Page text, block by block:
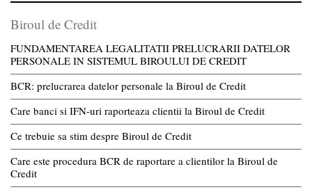
Biroul de Credit
FUNDAMENTAREA LEGALITATII PRELUCRARII DATELOR
PERSONALE IN SISTEMUL BIROULUI DE CREDIT
BCR: prelucrarea datelor personale la Biroul de Credit
Care banci si IFN-uri raporteaza clientii la Biroul de Credit
Ce trebuie sa stim despre Biroul de Credit
Care este procedura BCR de raportare a clientilor la Biroul de
Credit